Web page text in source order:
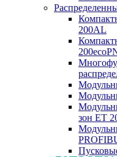
200AL
зон ET